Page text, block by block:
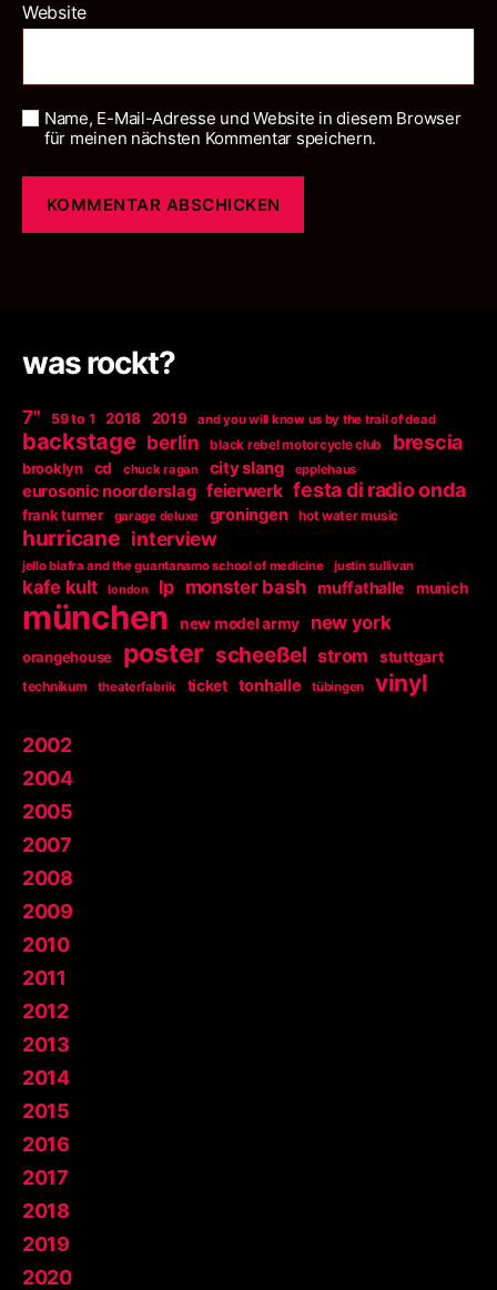
Website
Name, E-Mail-Adresse und Website in diesem Browser
für meinen nächsten Kommentar speichern.
was rockt?
7" 59 to 1 2018 2019 and you will know us by the trail of dead
backstage berlin black rebel motorcycle club brescia
brooklyn cd chuck ragan city slang epplehaus
eurosonic noorderslag feierwerk festa di radio onda
frank turner garage deluxe groningen hot water music
hurricane interview
jello biafra and the guantanamo school of medicine justin sullivan
kafe kult london lp monster bash muffathalle munich
münchen new model army new york
orangehouse poster scheeßel strom stuttgart
technikum theaterfabrik ticket tonhalle tübingen vinyl
2002
2004
2005
2007
2008
2009
2010
2011
2012
2013
2014
2015
2016
2017
2018
2019
2020